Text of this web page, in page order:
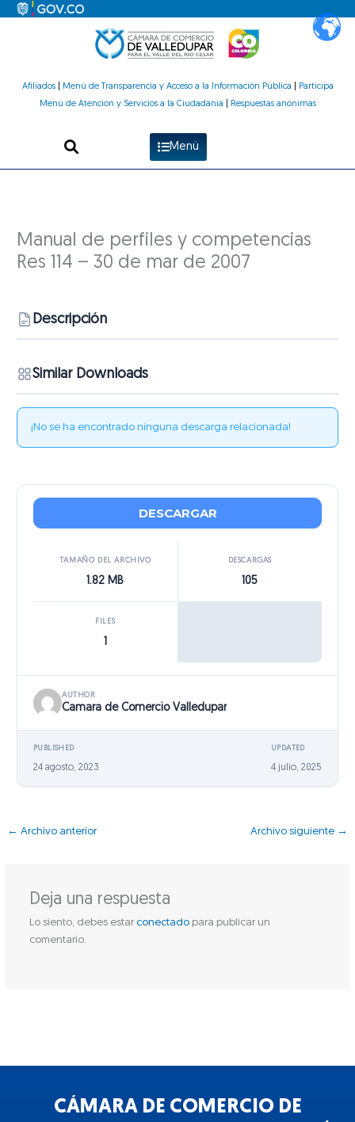
Afiliados| Menú de Transparencia y Acceso a la Información Pública
Participa
Menú de Atención y Servicios a la Ciudadanía
Respuestas anónimas
Menú
Manual de perfiles y competencias
Res 114 – 30 de mar de 2007
Descripción
Similar Downloads
¡No se ha encontrado ninguna descarga relacionada!
DESCARGAR
TAMAÑO DEL ARCHIVO
1.82 MB
DESCARGAS
105
FILES
AUTHOR
Camara de Comercio Valledupar
PUBLISHED
24 agosto, 2023
UPDATED
4 julio, 2025
← Archivo anterior Archivo siguiente →
Deja una respuesta
Lo siento, debes estar conectadopara publicar un
comentario.
CÁMARA DE COMERCIO DE